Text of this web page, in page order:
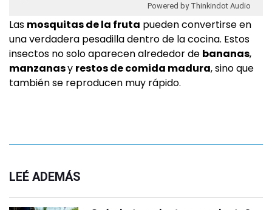
Powered by Thinkindot Audio
Las mosquitas de la fruta pueden convertirse en
una verdadera pesadilla dentro de la cocina. Estos
insectos no solo aparecen alrededor de bananas,
manzanasy restos de comida madura, sino que
también se reproducen muy rápido.
LEÉ ADEMÁS